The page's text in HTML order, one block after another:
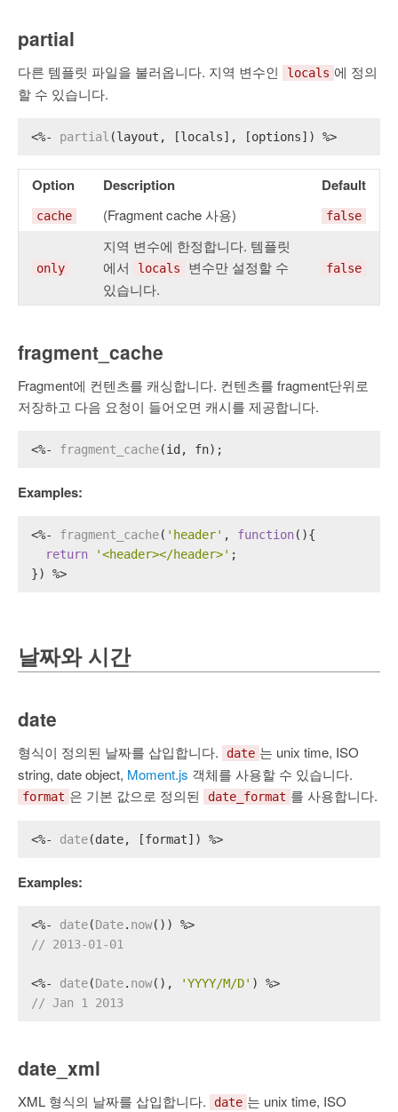
partial
다른 템플릿 파일을 불러옵니다. 지역 변수인 locals 에 정의
할 수 있습니다.
<%- partial (layout, [locals], [options]) %>
Option Description Default
cache (Fragment cache 사용) false
only
지역 변수에 한정합니다. 템플릿
에서
locals
변수만 설정할 수
있습니다.
false
fragment_cache
Fragment에 컨텐츠를 캐싱합니다. 컨텐츠를 fragment단위로
저장하고 다음 요청이 들어오면 캐시를 제공합니다.
<%- fragment_cache(id, fn);
Examples:
<%- fragment_cache( 'header' , function( ){
return
'<header></header>' ;
}) %>
날짜와 시간
date
형식이 정의된 날짜를 삽입합니다. date 는 unix time, ISO
string, date object, Moment.js 객체를 사용할 수 있습니다.
format 은 기본 값으로 정의된 date_format 를 사용합니다.
<%- date(date, [format]) %>
Examples:
<%- date(Date. now()) %>
// 2013-01-01
<%- date(Date. now(), 'YYYY/M/D' ) %>
// Jan 1 2013
date_xml
XML 형식의 날짜를 삽입합니다. date 는 unix time, ISO